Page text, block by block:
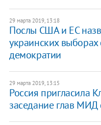
29 марта 2019, 13:18
Послы США и ЕС
украинских выборах
демократии
29 марта 2019, 13:15
Россия пригласила
заседание глав МИД